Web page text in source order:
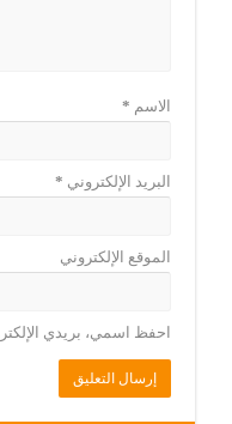
الاسم *
البريد الإلكتروني *
الموقع الإلكتروني
احفظ اسمي، بريدي